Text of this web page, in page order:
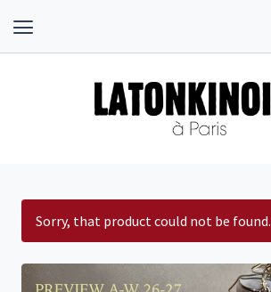
Sorry, that product could not be found.